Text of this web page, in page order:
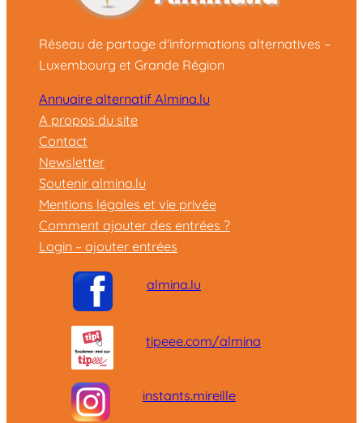
Réseau de partage d'informations alternatives –
Luxembourg et Grande Région
Annuaire alternatif Almina.lu
A propos du site
Contact
Newsletter
Soutenir almina.lu
Mentions légales et vie privée
Comment ajouter des entrées ?
Login – ajouter entrées
almina.lu
tipeee.com/almina
instants.mireille